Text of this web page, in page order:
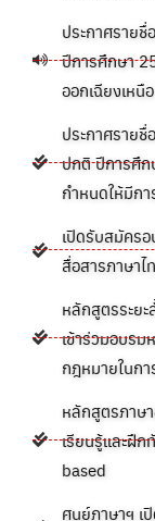
ประกาศราย
ปีการศึกษา
ออกเฉียงเหนื
ประกาศราย
ปกติ ปีการศึก
กำหนดให้มีก
เปิดรับสมัคร
สื่อสารภาษา
หลักสูตรระย
เข้าร่วมอบรม
กฎหมายในก
หลักสูตรภาษ
เรียนรู้และฝึ
based
ศูนย์ภาษาฯ เ